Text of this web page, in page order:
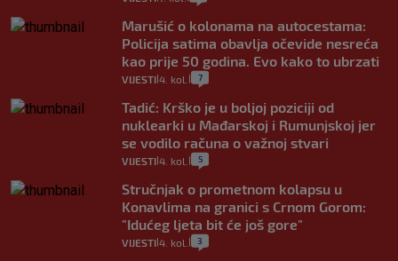
Marušić o kolonama na autocestama:
Policija satima obavlja očevide nesreća
kao prije 50 godina. Evo kako to ubrzati
VIJESTI 4. kol. 7
Tadić: Krško je u boljoj poziciji od
nuklearki u Mađarskoj i Rumunjskoj jer
se vodilo računa o važnoj stvari
VIJESTI 4. kol. 5
Stručnjak o prometnom kolapsu u
Konavlima na granici s Crnom Gorom:
"Idućeg ljeta bit će još gore"
VIJESTI 4. kol. 3